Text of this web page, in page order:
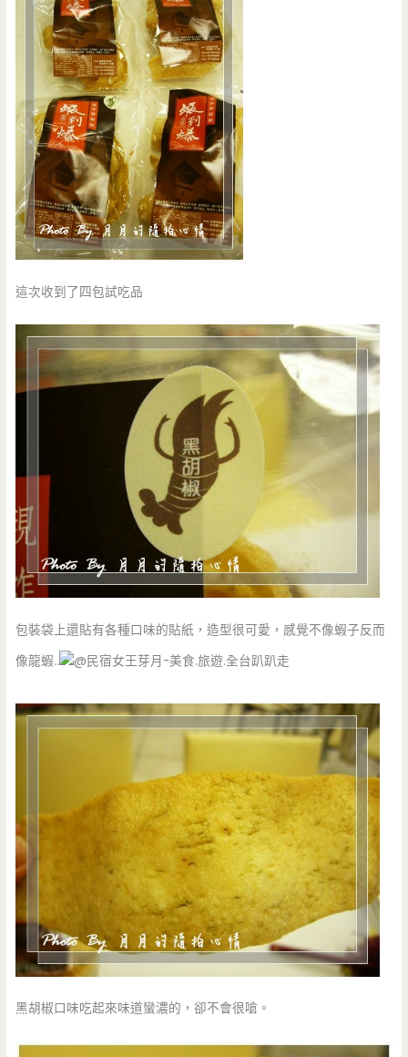
這次收到了四包試吃品
包裝袋上還貼有各種口味的貼紙，造型很可愛，感覺不像蝦子反而
像龍蝦..
黑胡椒口味吃起來味道蠻濃的，卻不會很嗆。